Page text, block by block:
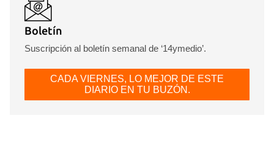
Boletín
Suscripción al boletín semanal de ‘14ymedio’.
CADA VIERNES, LO MEJOR DE ESTE
DIARIO EN TU BUZÓN.